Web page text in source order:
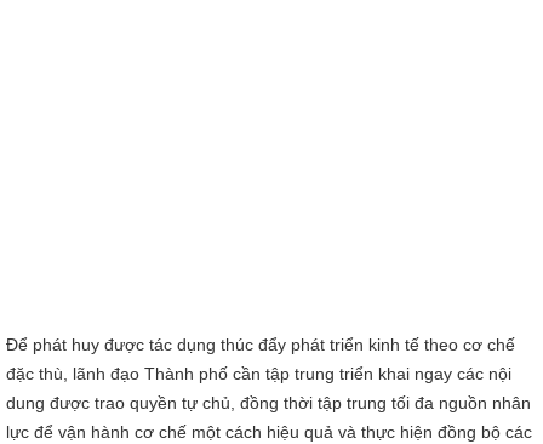
Để phát huy được tác dụng thúc đẩy phát triển kinh tế theo cơ chế
đặc thù, lãnh đạo Thành phố cần tập trung triển khai ngay các nội
dung được trao quyền tự chủ, đồng thời tập trung tối đa nguồn nhân
lực để vận hành cơ chế một cách hiệu quả và thực hiện đồng bộ các